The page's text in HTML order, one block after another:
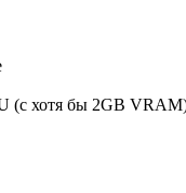
(с хотя бы 2GB